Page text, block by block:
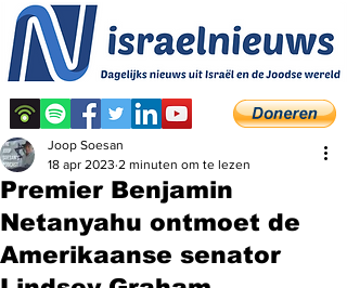
Premier Benjamin
Netanyahu ontmoet de
Amerikaanse senator
Joop Soesan
18 apr 2023 2 minuten om te lezen